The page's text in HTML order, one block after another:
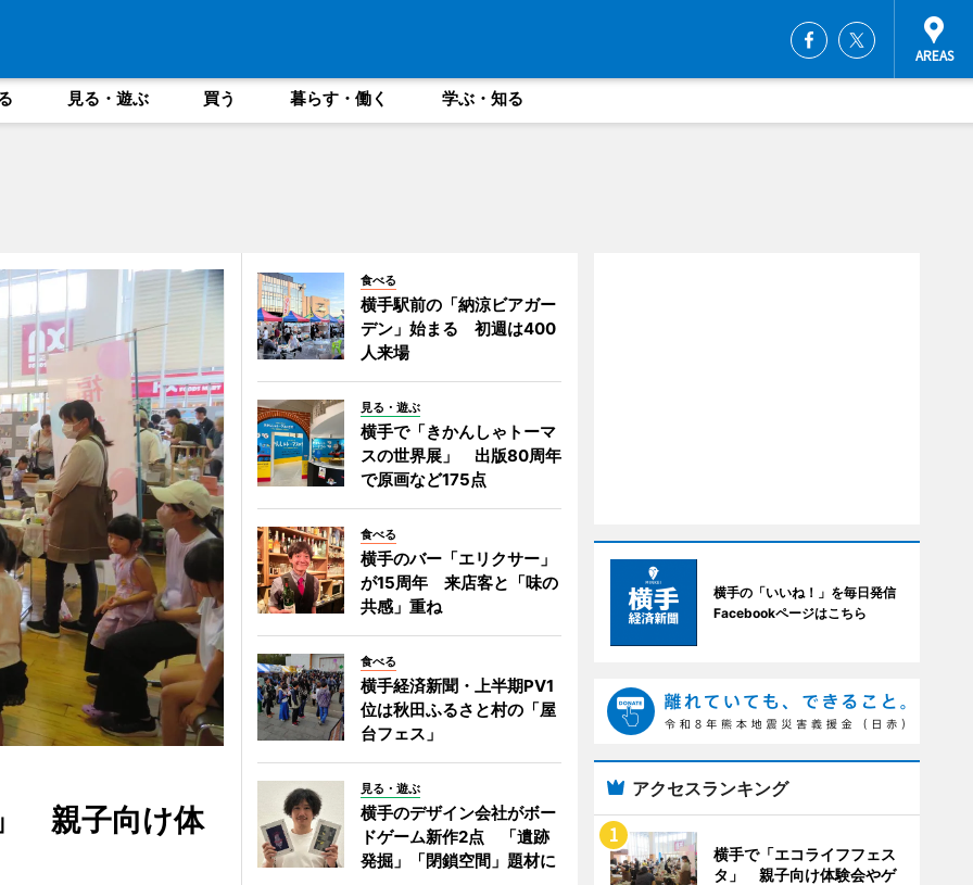
見る・遊ぶ 買う 暮らす・働く 学ぶ・知る
親子向け体
食べる
横手駅前の「納涼ビアガー
デン」始まる 初週は400
人来場
見る・遊ぶ
横手で「きかんしゃトーマ
スの世界展」 出版80周年
で原画など175点
食べる
横手のバー「エリクサー」
が15周年 来店客と「味の
共感」重ね
食べる
横手経済新聞・上半期PV1
位は秋田ふるさと村の「屋
台フェス」
見る・遊ぶ
横手のデザイン会社がボー
ドゲーム新作2点 「遺跡
発掘」「閉鎖空間」題材に
横手の「いいね！」を毎日発信
Facebookページはこちら
アクセスランキング
横手で「エコライフフェス
タ」 親子向け体験会やゲ